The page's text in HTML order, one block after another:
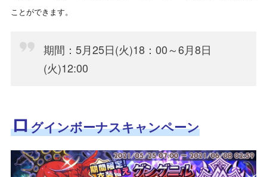
ことができます。
期間：5月25日(火)18：00～6月8日
(火)12:00
ログインボーナスキャンペーン